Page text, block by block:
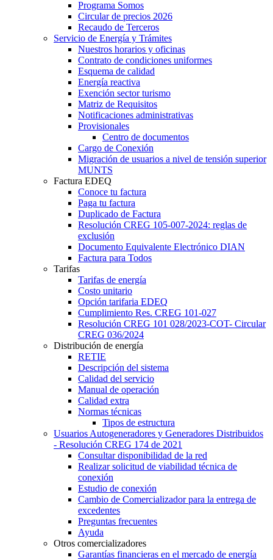
Programa Somos
Circular de precios 2026
Recaudo de Terceros
Servicio de Energía y Trámites
Nuestros horarios y oficinas
Contrato de condiciones uniformes
Esquema de calidad
Energía reactiva
Exención sector turismo
Matriz de Requisitos
Notificaciones administrativas
Provisionales
Centro de documentos
Cargo de Conexión
Migración de usuarios a nivel de tensión superior
MUNTS
Factura EDEQ
Conoce tu factura
Paga tu factura
Duplicado de Factura
Resolución CREG 105-007-2024: reglas de
exclusión
Documento Equivalente Electrónico DIAN
Factura para Todos
Tarifas
Tarifas de energía
Costo unitario
Opción tarifaria EDEQ
Cumplimiento Res. CREG 101-027
Resolución CREG 101 028/2023-COT- Circular
CREG 036/2024
Distribución de energía
RETIE
Descripción del sistema
Calidad del servicio
Manual de operación
Calidad extra
Normas técnicas
Tipos de estructura
Usuarios Autogeneradores y Generadores Distribuidos
- Resolución CREG 174 de 2021
Consultar disponibilidad de la red
Realizar solicitud de viabilidad técnica de
conexión
Estudio de conexión
Cambio de Comercializador para la entrega de
excedentes
Preguntas frecuentes
Ayuda
Otros comercializadores
Garantías financieras en el mercado de energía